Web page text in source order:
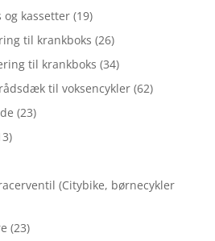
kassetter (19)
til krankboks (26)
til krankboks (34)
til voksencykler (62)
(23)
(Citybike, børnecykler
(23)